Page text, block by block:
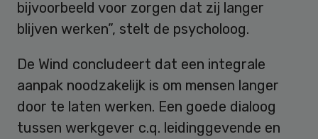
bijvoorbeeld voor zorgen dat zij langer
blijven werken”, stelt de psycholoog.
De Wind concludeert dat een integrale
aanpak noodzakelijk is om mensen langer
door te laten werken. Een goede dialoog
tussen werkgever c.q. leidinggevende en